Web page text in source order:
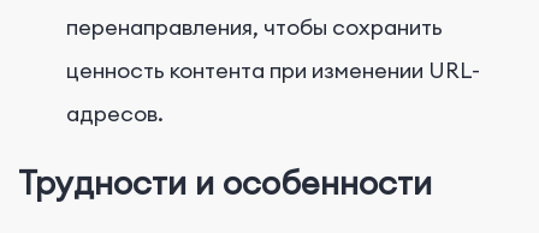
перенаправления, чтобы сохранить
ценность контента при изменении URL-
адресов.
Трудности и особенности